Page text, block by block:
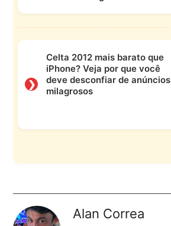
❯
Celta 2012 mais barato que
iPhone? Veja por que você
deve desconfiar de anúncios
milagrosos
Alan Correa